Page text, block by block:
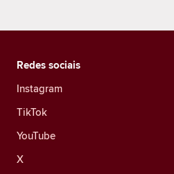
Redes sociais
Instagram
TikTok
YouTube
X